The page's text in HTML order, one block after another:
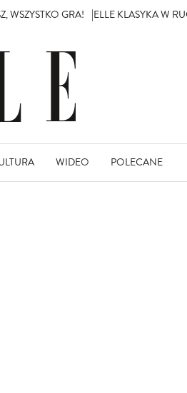
WSZYSTKO GRA! ELLE KLASYKA W
WIDEO POLECANE